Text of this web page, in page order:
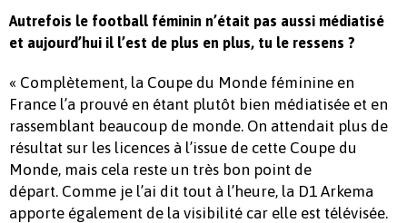
Autrefois le football féminin n’était pas aussi médiatisé
et aujourd’hui il l’est de plus en plus, tu le ressens ?
« Complètement, la Coupe du Monde féminine en
France l’a prouvé en étant plutôt bien médiatisée et en
rassemblant beaucoup de monde. On attendait plus de
résultat sur les licences à l’issue de cette Coupe du
Monde, mais cela reste un très bon point de
départ. Comme je l’ai dit tout à l’heure, la D1 Arkema
apporte également de la visibilité car elle est télévisée.